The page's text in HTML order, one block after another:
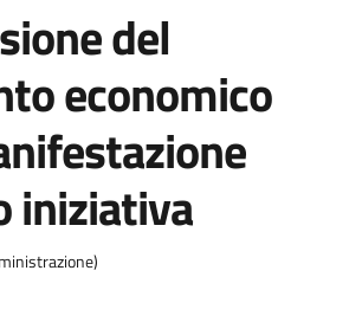
del
economico
iniziativa